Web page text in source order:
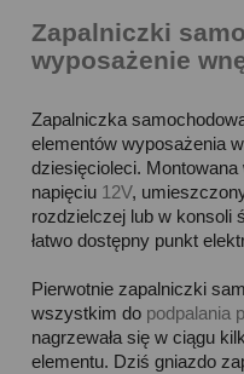
Zapalniczki
wyposażenie
Zapalniczka
elementów wyposażenia
dziesięcioleci.
napięciu 12V,
rozdzielczej lub w konsoli
łatwo dostępny punkt
Pierwotnie zapalniczki
wszystkim do podpalania
nagrzewała się w ciągu
elementu. Dziś gniazdo